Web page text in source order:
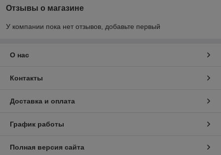
Отзывы о магазине
У компании пока нет отзывов, добавьте первый
О нас
Контакты
Доставка и оплата
График работы
Полная версия сайта